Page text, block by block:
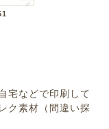
宅などで印刷して
ク素材（間違い探